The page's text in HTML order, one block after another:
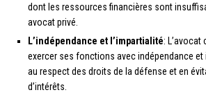
dont les ressources financières sont
avocat privé.
L’indépendance et l’impartialité:
exercer ses fonctions avec indépendance et
au respect des droits de la défense et en
d’intérêts.